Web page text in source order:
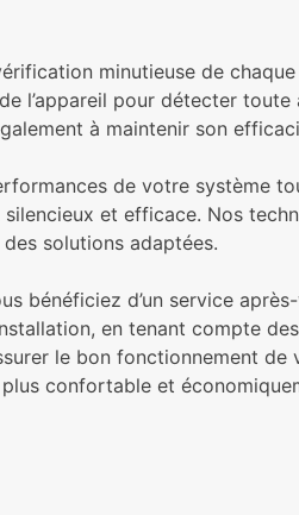
minutieuse de
l’appareil pour détecter
à maintenir son
de votre système
et efficace. Nos
solutions adaptées.
bénéficiez d’un service
en tenant compte
le bon fonctionnement de
confortable et